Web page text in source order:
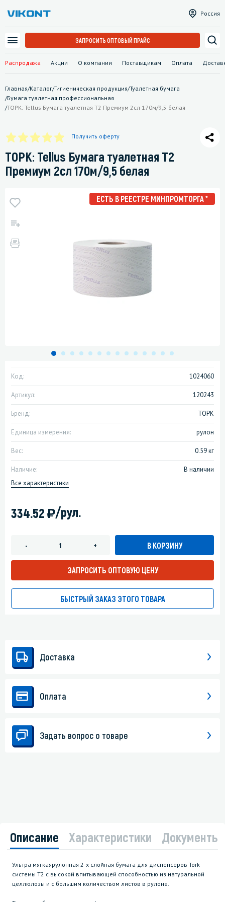
Распродажа Акции О компании Поставщикам Оплата
Россия
ЗАПРОСИТЬ ОПТОВЫЙ ПРАЙС
Главная/Каталог/Гигиеническая продукция/Туалетная бумага
/Бумага туалетная профессиональная
/ТОРК: Tellus Бумага туалетная T2 Премиум 2сл 170м/9,5 белая
Получить оферту
ТОРК: Tellus Бумага туалетная T2
Премиум 2сл 170м/9,5 белая
ЕСТЬ В РЕЕСТРЕ МИНПРОМТОРГА *
Код: 1024060
Артикул: 120243
Бренд: ТОРК
Единица измерения: рулон
Вес: 0.59 кг
Наличие:
В наличии
Все характеристики
334.52)/рул.
- + В КОРЗИНУ
ЗАПРОСИТЬ ОПТОВУЮ ЦЕНУ
БЫСТРЫЙ ЗАКАЗ ЭТОГО ТОВАРА
Доставка
Оплата
Задать вопрос о товаре
Описание Характеристики Документы
Ультра мягкаярулонная 2-х слойная бумага для диспенсеров Tork
системы T2 с высокой впитывающей способностью из натуральной
целлюлозы и с большим количеством листов в рулоне.